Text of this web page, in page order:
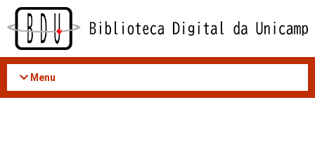
Acessar
conteúdo
Menu